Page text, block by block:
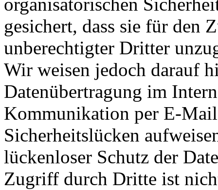
gesichert, dass sie für den
unberechtigter Dritter
Wir weisen jedoch darauf
Datenübertragung im
Kommunikation per E-
Sicherheitslücken
lückenloser Schutz der
Zugriff durch Dritte ist